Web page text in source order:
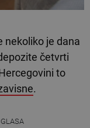
nekoliko je dana
četvrti
to
.